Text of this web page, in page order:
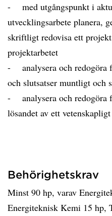
- med utgångspunkt i
utvecklingsarbete planera,
skriftligt redovisa ett
projektarbetet
- analysera och redogöra
och slutsatser muntligt och
- analysera och redogöra
lösandet av ett
Behörighetskrav
Minst 90 hp, varav
Energiteknisk Kemi 15 hp,